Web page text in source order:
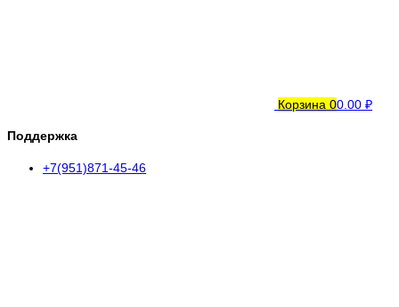
Корзина 00.00 ₽
Поддержка
+7(951)871-45-46